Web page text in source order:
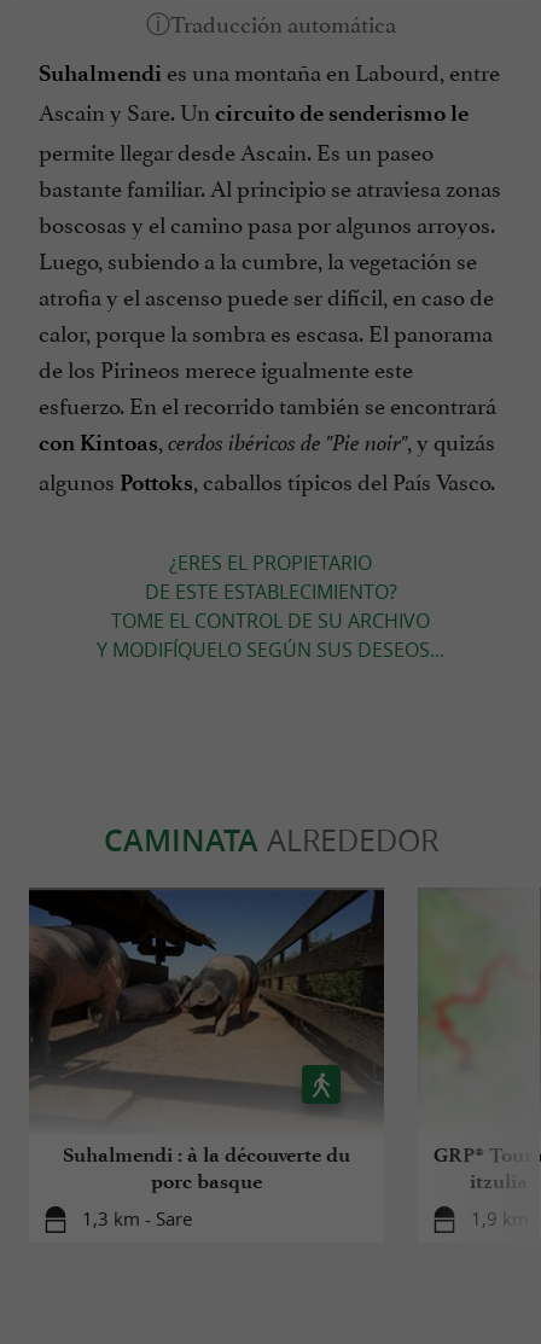
Suhalmendi es una montaña en Labourd, entre
Ascain y Sare. Un circuito de senderismo le
permite llegar desde Ascain. Es un paseo
bastante familiar. Al principio se atraviesa zonas
boscosas y el camino pasa por algunos arroyos.
Luego, subiendo a la cumbre, la vegetación se
atrofia y el ascenso puede ser difícil, en caso de
calor, porque la sombra es escasa. El panorama
de los Pirineos merece igualmente este
esfuerzo. En el recorrido también se encontrará
con Kintoas, cerdos ibéricos de "Pie noir", y quizás
algunos Pottoks, caballos típicos del País Vasco.
¿ERES EL PROPIETARIO
DE ESTE ESTABLECIMIENTO?
TOME EL CONTROL DE SU ARCHIVO
Y MODIFÍQUELO SEGÚN SUS DESEOS...
CAMINATAALREDEDOR
Suhalmendi : à la découverte du
porc basque
1,3 km - Sare
GRP®
itzulia -
1,9 km